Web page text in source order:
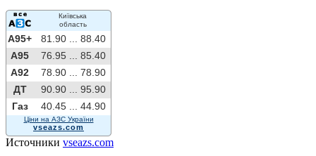
Київська
область
A95+ 81.90 ...
88.40
A95
76.95 ...
85.40
A92
78.90 ...
78.90
ДТ
90.90 ...
95.90
Газ
40.45 ... 44.90
Ціни на АЗС України
vseazs.com
Источники vseazs.com